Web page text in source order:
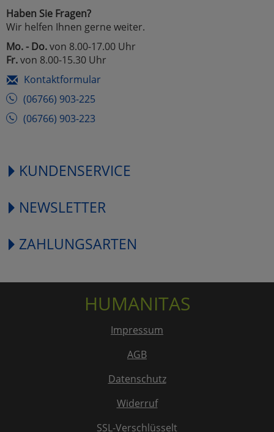
Haben Sie Fragen?
Wir helfen Ihnen gerne weiter.
Mo. - Do.von 8.00-17.00 Uhr
Fr.von 8.00-15.30 Uhr
Kontaktformular
(06766) 903-225
(06766) 903-223
KUNDENSERVICE
NEWSLETTER
ZAHLUNGSARTEN
HUMANITAS
Impressum
AGB
Datenschutz
Widerruf
SSL-Verschlüsselt